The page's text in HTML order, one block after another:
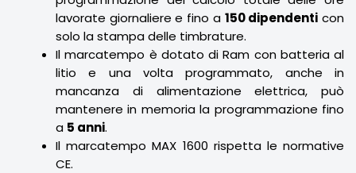
lavorate giornaliere e fino a 150 dipendenti con
solo la stampa delle timbrature.
Il marcatempo è dotato di Ram con batteria al
litio e una volta programmato, anche in
mancanza di alimentazione elettrica, può
mantenere in memoria la programmazione fino
a 5 anni.
Il marcatempo MAX 1600 rispetta le normative
CE.